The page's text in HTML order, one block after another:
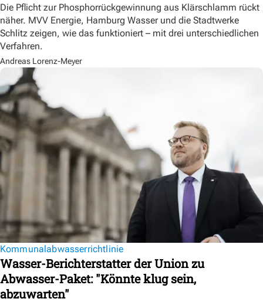
Die Pflicht zur Phosphorrückgewinnung aus Klärschlamm rückt
näher. MVV Energie, Hamburg Wasser und die Stadtwerke
Schlitz zeigen, wie das funktioniert – mit drei unterschiedlichen
Verfahren.
Andreas Lorenz-Meyer
Kommunalabwasserrichtlinie
Wasser-Berichterstatter der Union zu
Abwasser-Paket: "Könnte klug sein,
abzuwarten"